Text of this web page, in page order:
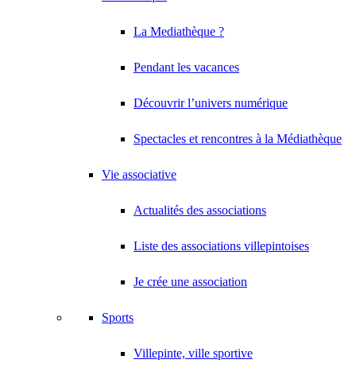
La Mediathèque ?
Pendant les vacances
Découvrir l’univers numérique
Spectacles et rencontres à la Médiathèque
Vie associative
Actualités des associations
Liste des associations villepintoises
Je crée une association
Sports
Villepinte, ville sportive